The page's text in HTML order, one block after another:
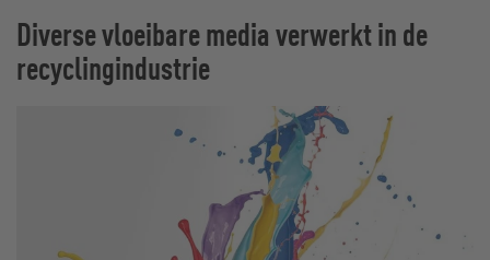
Diverse vloeibare media verwerkt in de
recyclingindustrie